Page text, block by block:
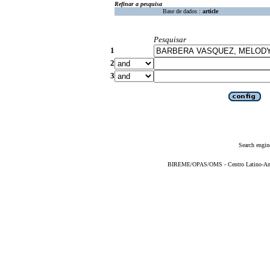
Refinar a pesquisa
Base de dados : article
Pesquisar
1
2
3
Search
BIREME/OPAS/OMS - Centro Latino-